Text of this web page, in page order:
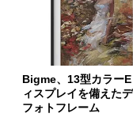
Bigme、13型カラー
ィスプレイを備えた
フォトフレーム